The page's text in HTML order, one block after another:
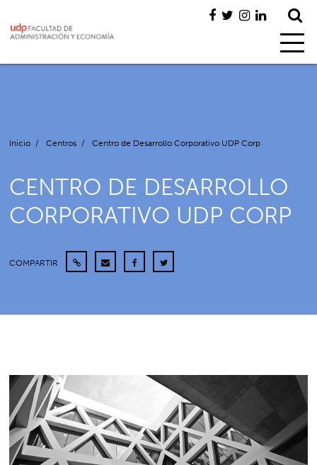
Inicio / Centros / Centro de Desarrollo Corporativo UDP Corp
CENTRO DE DESARROLLO
CORPORATIVO UDP CORP
COMPARTIR